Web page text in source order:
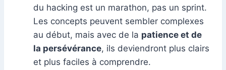
du hacking est un marathon, pas un sprint.
Les concepts peuvent sembler complexes
au début, mais avec de la patience et de
la persévérance, ils deviendront plus clairs
et plus faciles à comprendre.